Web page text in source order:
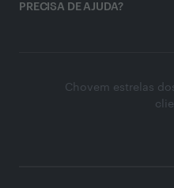
PRECISA DE AJUDA?
Chovem estrelas